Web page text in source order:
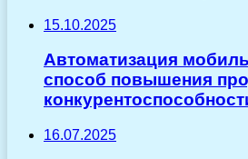
15.10.2025
Автоматизация
способ повышения
16.07.2025